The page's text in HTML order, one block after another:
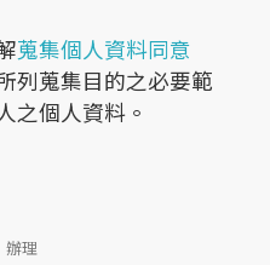
蒐集個人資料同意
列蒐集目的之必要範
之個人資料。
辦理